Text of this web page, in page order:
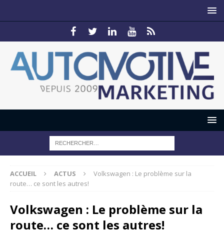
ACCUEIL ACTUS
Volkswagen : Le problème sur la
route… ce sont les autres!
Volkswagen : Le problème sur la
route… ce sont les autres!